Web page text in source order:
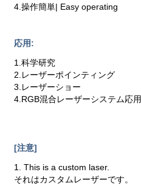
4.操作簡単| Easy operating
応用:
1.科学研究
2.レーザーポインティング
3.レーザーショー
4.RGB混合レーザーシステム応用
[注意]
1. This is a custom laser.
それはカスタムレーザーです。